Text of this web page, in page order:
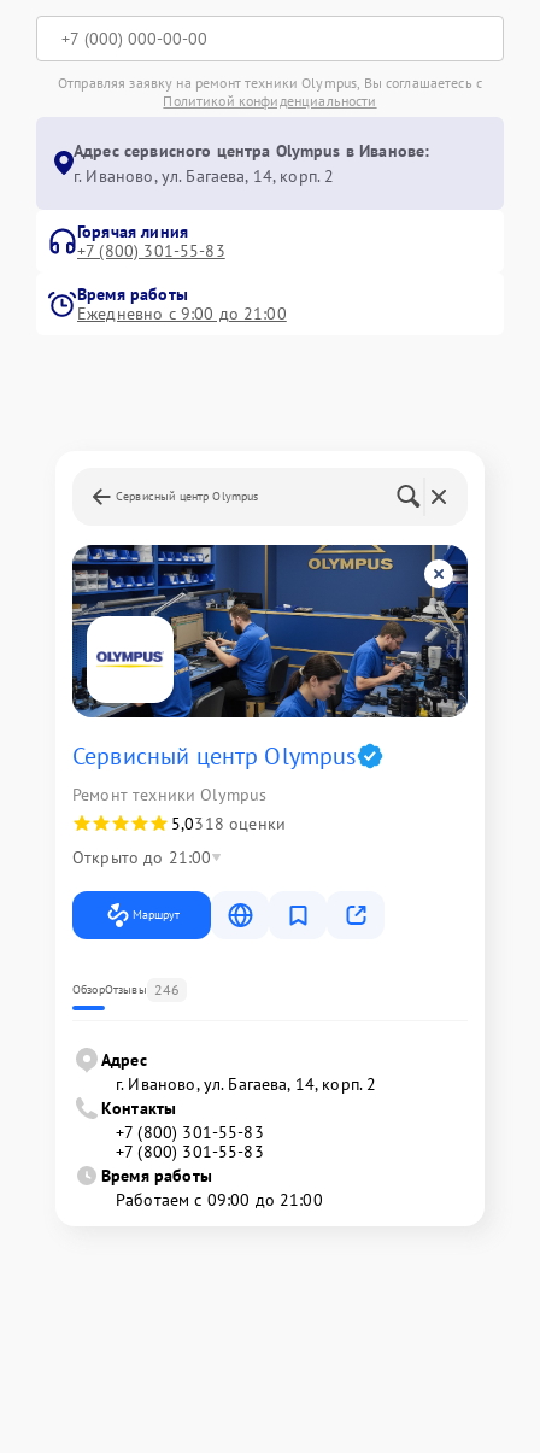
Отправляя заявку на ремонт техники Olympus, Вы соглашаетесь с
Политикой конфиденциальности
Адрес сервисного центра Olympus в Иванове:
г. Иваново, ул. Багаева, 14, корп. 2
Горячая линия
+7 (800) 301-55-83
Время работы
Ежедневно с 9:00 до 21:00
Сервисный центр Olympus
Сервисный центр Olympus
Ремонт техники Olympus
5,0318 оценки
Открыто до 21:00
Маршрут
ОбзорОтзывы 246
Адрес
г. Иваново, ул. Багаева, 14, корп. 2
Контакты
+7 (800) 301-55-83
+7 (800) 301-55-83
Время работы
Работаем с 09:00 до 21:00